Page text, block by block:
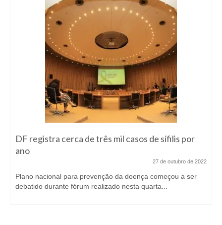
DF registra cerca de três mil casos de sífilis por
ano
27 de outubro de 2022
Plano nacional para prevenção da doença começou a ser
debatido durante fórum realizado nesta quarta...